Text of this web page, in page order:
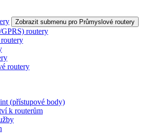
Zobrazit submenu pro Průmyslové routery
routery
routery
(přístupové body)
k routerům